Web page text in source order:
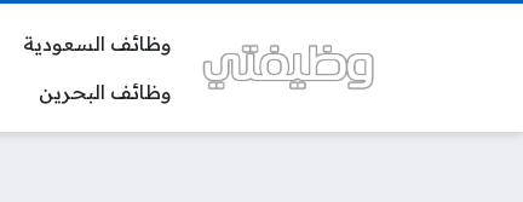
وظائف السعودية
وظائف البحرين